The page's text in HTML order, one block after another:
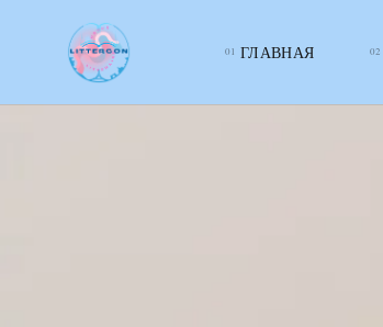
LITTERcon
ГЛАВНАЯ